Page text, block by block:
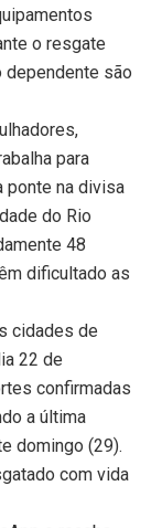
o resgate
dependente são
para
ponte na divisa
do Rio
48
dificultado as
cidades de
22 de
confirmadas
a última
domingo (29).
com vida